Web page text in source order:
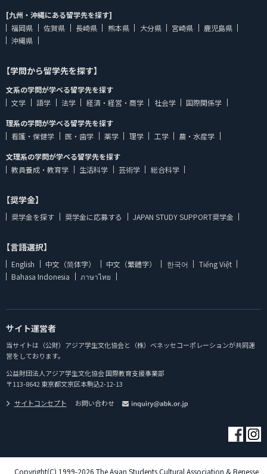
[九州・沖縄にある留学先を探す]
福岡県
佐賀県 長崎県 熊本県 大分県 宮崎県
鹿児島県
沖縄県
【学問から留学先を探す】
文系の学問が学べる留学先を探す
文学
語学 法学 経済・経営・商学 社会学
国際関係学
理系の学問が学べる留学先を探す
看護・保健学
医・歯学 薬学 理学 工学
農・水産学
文理系の学問が学べる留学先を探す
教員養成・教育学
生活科学 芸術学 総合科学
【奨学金】
奨学金を探す 奨学金に応募する JAPAN STUDY SUPPORT奨学金
【言語選択】
English 中文（简体字） 中文（繁體字） 한국어
Tiếng Việt
Bahasa Indonesia
ภาษาไทย
サイト運営者
当サイトは（公財）アジア学生文化協会と（株）ベネッセコーポレーションが共同運
営をしております。
公益財団法人アジア学生文化協会 国際教育支援事業部
〒113-8642 東京都文京区本駒込2-12-13
サイトコンセプト
お問い合わせ
Copyright(C) 1999-2026 The Asian Students Cultural Association & Benesse